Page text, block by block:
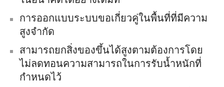
การออกแบบระบบขอเกี่ยวคู่ในพื้นที่ที่มีความ
สูงจำกัด
สามารถยกสิ่งของขึ้นได้สูงตามต้องการโดย
ไม่ลดทอนความสามารถในการรับน้ำหนักที่
กำหนดไว้